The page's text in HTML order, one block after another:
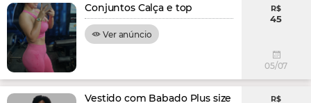
Conjuntos Calça e top
Ver anúncio
R$
45
05/07
Vestido com Babado Plus size R$